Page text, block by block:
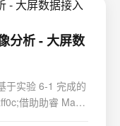
分析 - 大屏数
借助助睿 Max